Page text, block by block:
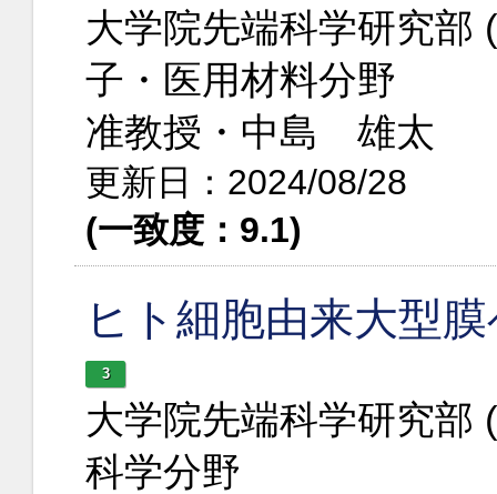
大学院先端科学研究
子・医用材料分野
准教授・中島 雄太
更新日：2024/08/28
(一致度：9.1)
ヒト細胞由来大型
3
大学院先端科学研究
科学分野